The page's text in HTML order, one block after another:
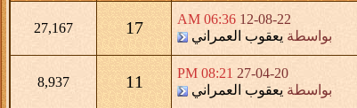
12-08-22
06:36 AM
بواسطة يعقوب العمراني 17
27,167
27-04-20
08:21 PM
بواسطة يعقوب العمراني 11
8,937